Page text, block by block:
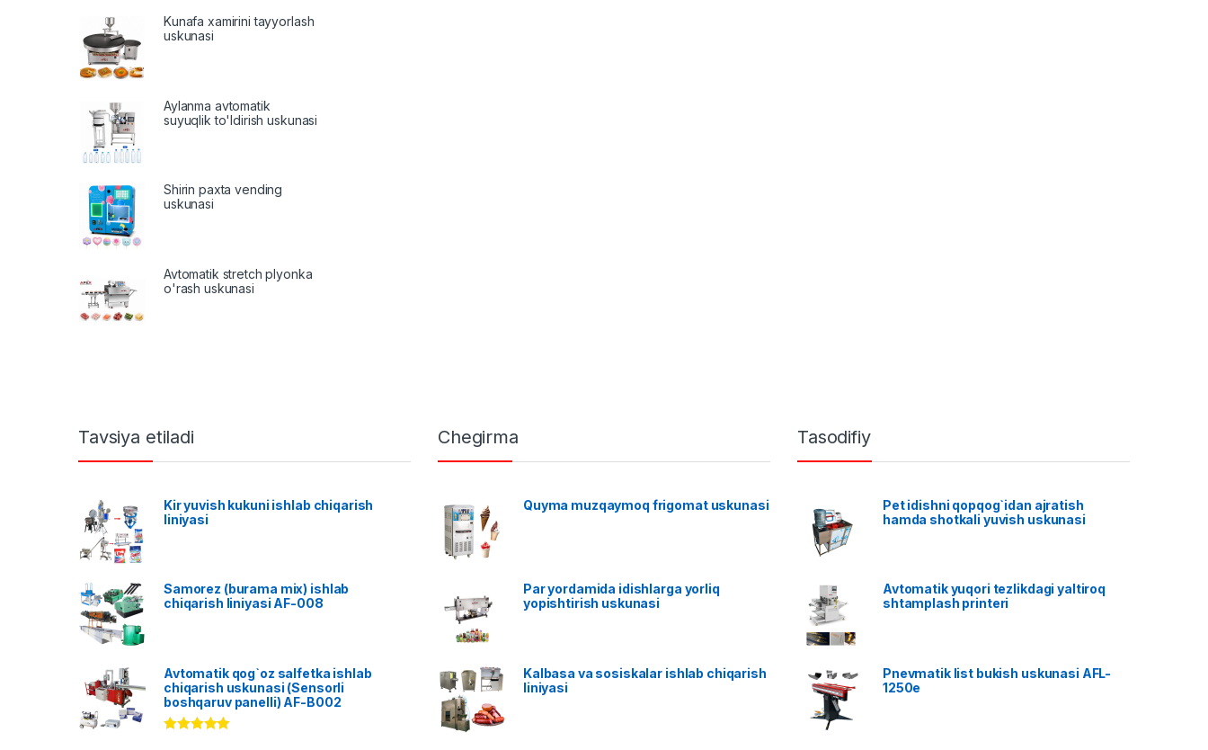
Kunafa xamirini tayyorlash
uskunasi
Aylanma avtomatik
suyuqlik to'ldirish uskunasi
Shirin paxta vending
uskunasi
Avtomatik stretch plyonka
o'rash uskunasi
Tavsiya etiladi
Kir yuvish kukuni ishlab chiqarish
liniyasi
Samorez (burama mix) ishlab
chiqarish liniyasi AF-008
Avtomatik qog`oz salfetka ishlab
chiqarish uskunasi (Sensorli
boshqaruv panelli) AF-B002
Chegirma
Quyma muzqaymoq frigomat uskunasi
Par yordamida idishlarga yorliq
yopishtirish uskunasi
Kalbasa va sosiskalar ishlab chiqarish
liniyasi
Tasodifiy
Pet idishni qopqog`idan ajratish
hamda shotkali yuvish uskunasi
Avtomatik yuqori tezlikdagi yaltiroq
shtamplash printeri
Pnevmatik list bukish uskunasi AFL-
1250e